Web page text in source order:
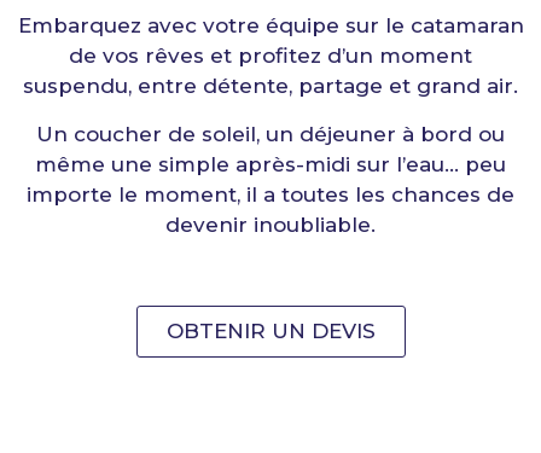
Embarquez avec votre équipe sur le catamaran
de vos rêves et profitez d’un moment
suspendu, entre détente, partage et grand air.
Un coucher de soleil, un déjeuner à bord ou
même une simple après-midi sur l’eau… peu
importe le moment, il a toutes les chances de
devenir inoubliable.
OBTENIR UN DEVIS